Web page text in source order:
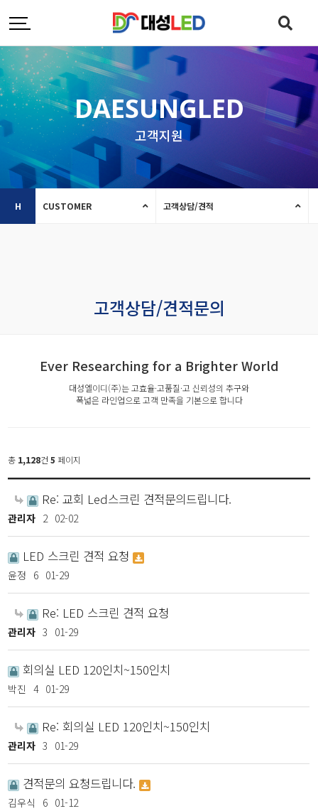
DAESUNGLED
고객지원
H CUSTOMER 고객상담/견적
고객상담/견적문의
Ever Researching for a Brighter World
대성엘이디(주)는 고효율·고품질·고 신뢰성의 추구와
폭넓은 라인업으로 고객 만족을 기본으로 합니다
총 1,128건 5 페이지
Re: 교회 Led스크린 견적문의드립니다.
관리자 2 02-02
LED 스크린 견적 요청
윤정 6 01-29
Re: LED 스크린 견적 요청
관리자 3 01-29
회의실 LED 120인치~150인치
박진 4 01-29
Re: 회의실 LED 120인치~150인치
관리자 3 01-29
견적문의 요청드립니다.
김우식 6 01-12